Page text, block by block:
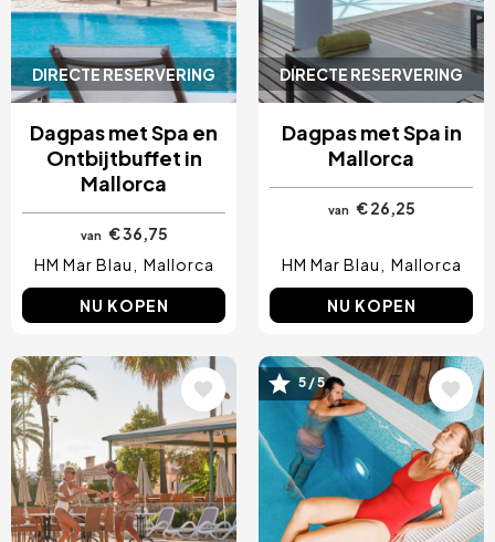
DIRECTE RESERVERING
Dagpas met Spa en
Ontbijtbuffet in
Mallorca
van € 36,75
HM Mar Blau
Mallorca
NU KOPEN
DIRECTE RESERVERING
Dagpas met Spa in
Mallorca
van € 26,25
HM Mar Blau Mallorca
NU KOPEN
Afbeelding Afbeelding
5 / 5